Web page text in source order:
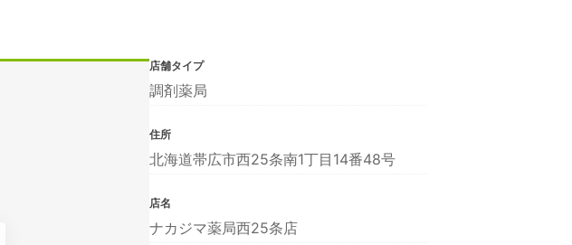
店舗タイプ
調剤薬局
住所
北海道帯広市西25条南1丁目14番48号
店名
ナカジマ薬局西25条店